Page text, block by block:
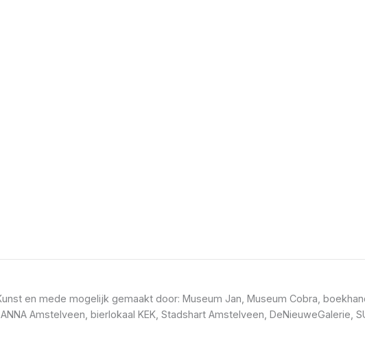
en mede mogelijk gemaakt door: Museum Jan, Museum Cobra,
Amstelveen, bierlokaal KEK, Stadshart Amstelveen, DeNieuweGalerie,